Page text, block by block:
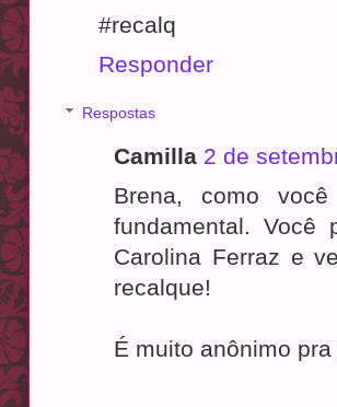
#recalq
Responder
Respostas
Camilla 2 de
Brena, como
fundamental.
Carolina Ferraz e
recalque!
É muito anônimo